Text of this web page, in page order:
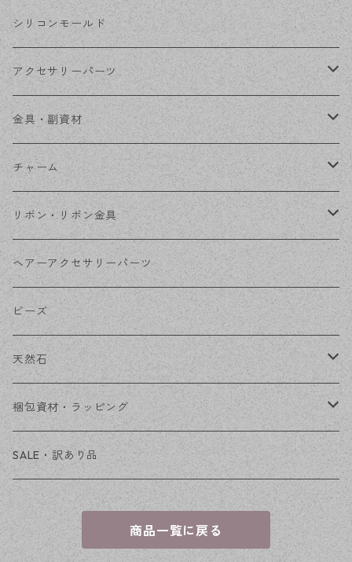
ステンレス・ゴールド
ノンホールピアス
ステンレスイヤリング
ステンレスチェーン
ステンレス金具
シリコンモールド
アクセサリーパーツ
デザイン丸カン
フレーム
コネクター
その他
金具・副資材
丸カン
ピン類
花座・ビーズキャップ
チェーン
その他
チャーム
金属
アクリル・プラ
ファーボール
リボン・リボン金具
リボン
リボン金具
ヘアーアクセサリーパーツ
ビーズ
天然石
穴あき
穴なし
梱包資材・ラッピング
発送ボックス
アクセサリー台紙
OPP袋
SALE・訳あり品
商品一覧に戻る